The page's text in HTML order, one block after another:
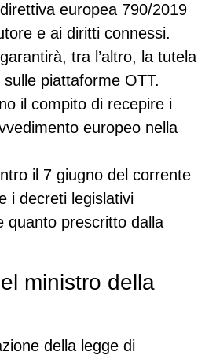
europea 790/2019
e ai diritti connessi.
tra l’altro, la tutela
piattaforme OTT.
il compito di recepire i
europeo nella
il 7 giugno del corrente
i decreti legislativi
quanto prescritto dalla
ministro della
della legge di